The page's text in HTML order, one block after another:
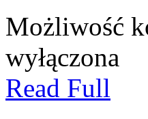
Możliwość
wyłączona
Read Full